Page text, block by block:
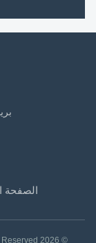
هاتف: 86-
بريد
الصفحة